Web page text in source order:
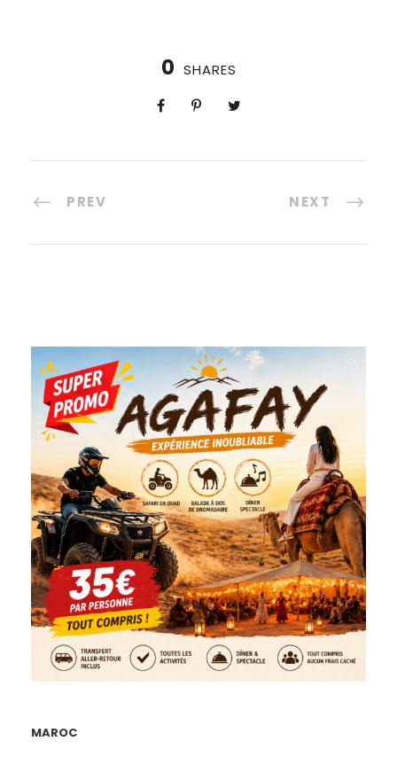
0 SHARES
PREV NEXT
MAROC